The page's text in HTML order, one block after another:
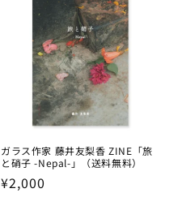
ガラス作家 藤井友梨香 ZINE「旅
と硝子 -Nepal-」（送料無料）
Regular
¥2,000